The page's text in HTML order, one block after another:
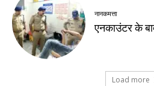
नानकमत्ता
एनकाउंटर के
Load more